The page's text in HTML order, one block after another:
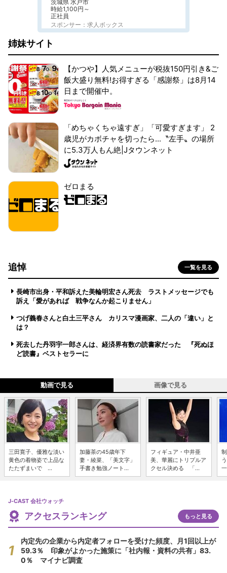
茨城県 水戸市
時給1,100円～
正社員
スポンサー：求人ボックス
姉妹サイト
【かつや】人気メニューが税抜150円引き&ご
飯大盛り無料!お得すぎる「感謝祭」は8月14
日まで開催中。
「めちゃくちゃ遠すぎ」「可愛すぎます」 2
歳児がカボチャを切ったら...〝左手〟の場所
に5.3万人もん絶|Jタウンネット
ゼロまる
追悼 一覧を見る
長崎市出身・平和訴えた美輪明宏さん死去 ラストメッセージでも
訴え「愛があれば 戦争なんか起こりません」
つげ義春さんと白土三平さん カリスマ漫画家、二人の「違い」と
は？
死去した丹羽宇一郎さんは、経済界有数の読書家だった 『死ぬほ
ど読書』ベストセラーに
動画で見る 画像で見る
三田寛子、優雅な淡い
黄色の着物姿で上品な
たたずまいで ...
加藤茶の45歳年下
妻・綾菜、「美文字」
手書き勉強ノート...
フィギュア・中井亜
美、華麗にトリプルア
クセル決める 「...
J-CAST 会社ウォッチ
アクセスランキング もっと見る
内定先の企業から内定者フォローを受けた頻度、月1回以上が
59.3％ 印象がよかった施策に「社内報・資料の共有」83.
0％ マイナビ調査